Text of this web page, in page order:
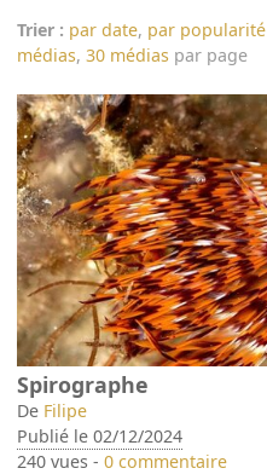
Trier : par date, par popularité
médias,30 médias par page
Spirographe
De Filipe
Publié le 02/12/2024
240 vues -0 commentaire